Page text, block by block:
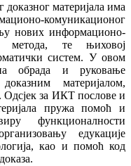
материјала има
комуникационог
нових информационо-
метода, те њиховој
систем. У овом
обрада и руковање
материјалом,
за ИКТ послове и
пружа помоћ и
функционалности
едукације
као и помоћ код